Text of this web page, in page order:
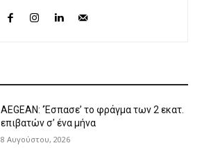
AEGEAN: ‘Έσπασε’ το φράγμα των 2 εκατ.
επιβατών σ’ ένα μήνα
8 Αυγούστου, 2026